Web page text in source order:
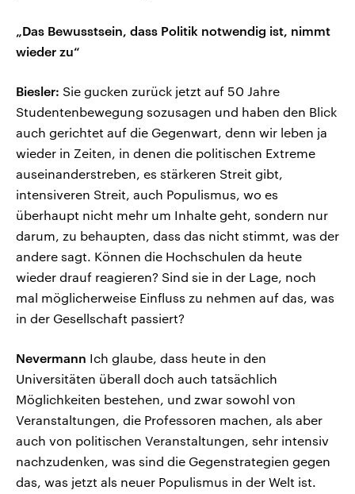
„Das Bewusstsein, dass Politik notwendig ist, nimmt
wieder zu“
Biesler: Sie gucken zurück jetzt auf 50 Jahre
Studentenbewegung sozusagen und haben den Blick
auch gerichtet auf die Gegenwart, denn wir leben ja
wieder in Zeiten, in denen die politischen Extreme
auseinanderstreben, es stärkeren Streit gibt,
intensiveren Streit, auch Populismus, wo es
überhaupt nicht mehr um Inhalte geht, sondern nur
darum, zu behaupten, dass das nicht stimmt, was der
andere sagt. Können die Hochschulen da heute
wieder drauf reagieren? Sind sie in der Lage, noch
mal möglicherweise Einfluss zu nehmen auf das, was
in der Gesellschaft passiert?
Nevermann Ich glaube, dass heute in den
Universitäten überall doch auch tatsächlich
Möglichkeiten bestehen, und zwar sowohl von
Veranstaltungen, die Professoren machen, als aber
auch von politischen Veranstaltungen, sehr intensiv
nachzudenken, was sind die Gegenstrategien gegen
das, was jetzt als neuer Populismus in der Welt ist.